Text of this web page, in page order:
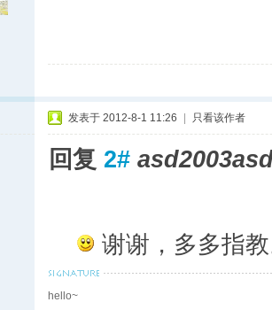
发表于 2012-8-1 11:26 只看该作者
回复 2#
谢谢，多多指
hello~